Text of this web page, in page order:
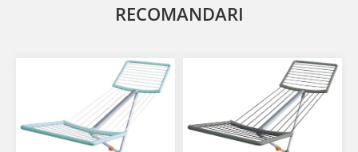
RECOMANDARI